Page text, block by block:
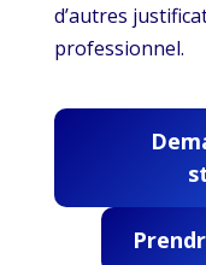
d’autres
professionnel.